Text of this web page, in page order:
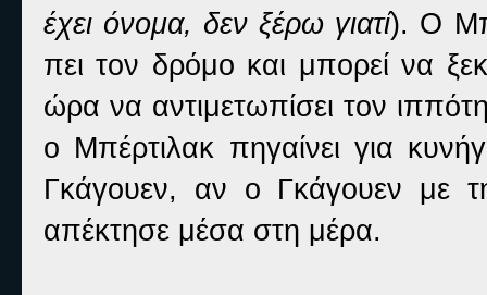
έχει όνομα, δεν ξέρω γιατί). Ο
πει τον δρόμο και μπορεί να
ώρα να αντιμετωπίσει τον
ο Μπέρτιλακ πηγαίνει για
Γκάγουεν, αν ο Γκάγουεν με
απέκτησε μέσα στη μέρα.